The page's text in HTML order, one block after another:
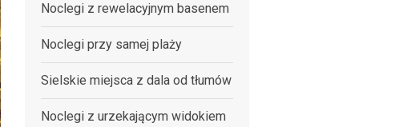
Noclegi z rewelacyjnym basenem
Noclegi przy samej plaży
Sielskie miejsca z dala od tłumów
Noclegi z urzekającym widokiem